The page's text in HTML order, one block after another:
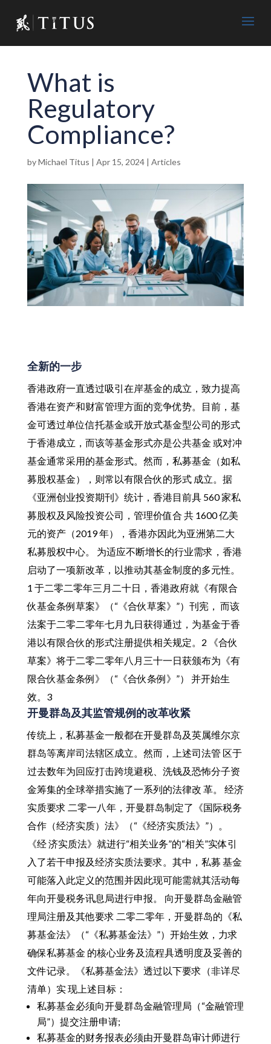
What is
Regulatory
Compliance?
byMichael Titus | Apr 15, 2024| Articles
全新的一步
香港政府一直透过吸引在岸基金的成立，致力提高
香港在资产和财富管理方面的竞争优势。目前，基
金可透过单位信托基金或开放式基金型公司的形式
于香港成立，而该等基金形式亦是公共基金 或对冲
基金通常采用的基金形式。然而，私募基金（如私
募股权基金），则常以有限合伙的形式 成立。据
《亚洲创业投资期刊》统计，香港目前具 560 家私
募股权及风险投资公司，管理价值合 共 1600 亿美
元的资产（2019 年），香港亦因此为亚洲第二大
私募股权中心。 为适应不断增长的行业需求，香港
启动了一项新改革，以推动其基金制度的多元性。
1 于二零二零年三月二十日，香港政府就《有限合
伙基金条例草案》（“《合伙草案》”）刊宪， 而该
法案于二零二零年七月九日获得通过，为基金于香
港以有限合伙的形式注册提供相关规定。2 《合伙
草案》将于二零二零年八月三十一日获颁布为《有
限合伙基金条例》（“《合伙条例》”） 并开始生
效。3
开曼群岛及其监管规例的改革收紧
传统上，私募基金一般都在开曼群岛及英属维尔京
群岛等离岸司法辖区成立。然而，上述司法管 区于
过去数年为回应打击跨境避税、洗钱及恐怖分子资
金筹集的全球举措实施了一系列的法律改 革。 经济
实质要求 二零一八年，开曼群岛制定了《国际税务
合作（经济实质）法》（“《经济实质法》”）。
《经 济实质法》就进行“相关业务”的“相关”实体引
入了若干申报及经济实质法要求。其中，私募 基金
可能落入此定义的范围并因此现可能需就其活动每
年向开曼税务讯息局进行申报。 向开曼群岛金融管
理局注册及其他要求 二零二零年，开曼群岛的《私
募基金法》（“《私募基金法》”）开始生效，力求
确保私募基金 的核心业务及流程具透明度及妥善的
文件记录。《私募基金法》透过以下要求（非详尽
清单）实 现上述目标：
私募基金必须向开曼群岛金融管理局（“金融管理
局”）提交注册申请;
私募基金的财务报表必须由开曼群岛审计师进行